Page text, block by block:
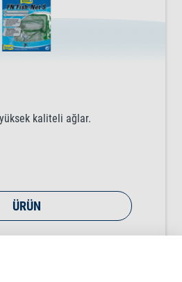
kaliteli ağlar.
ÜRÜN